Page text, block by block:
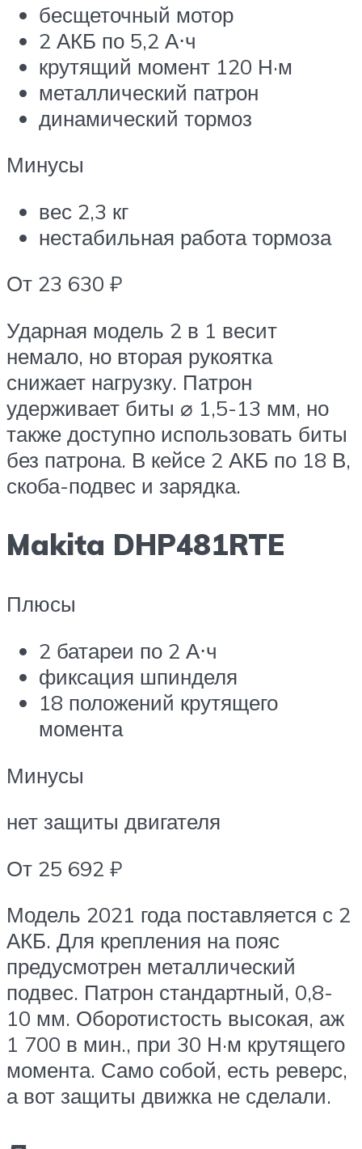
бесщеточный мотор
2 АКБ по 5,2 А⋅ч
крутящий момент 120 Н·м
металлический патрон
динамический тормоз
Минусы
вес 2,3 кг
нестабильная работа тормоза
От 23 630 ₽
Ударная модель 2 в 1 весит
немало, но вторая рукоятка
снижает нагрузку. Патрон
удерживает биты ⌀ 1,5-13 мм, но
также доступно использовать биты
без патрона. В кейсе 2 АКБ по 18 В,
скоба-подвес и зарядка.
Makita DHP481RTE
Плюсы
2 батареи по 2 А⋅ч
фиксация шпинделя
18 положений крутящего
момента
Минусы
нет защиты двигателя
От 25 692 ₽
Модель 2021 года поставляется с 2
АКБ. Для крепления на пояс
предусмотрен металлический
подвес. Патрон стандартный, 0,8-
10 мм. Оборотистость высокая, аж
1 700 в мин., при 30 Н·м крутящего
момента. Само собой, есть реверс,
а вот защиты движка не сделали.